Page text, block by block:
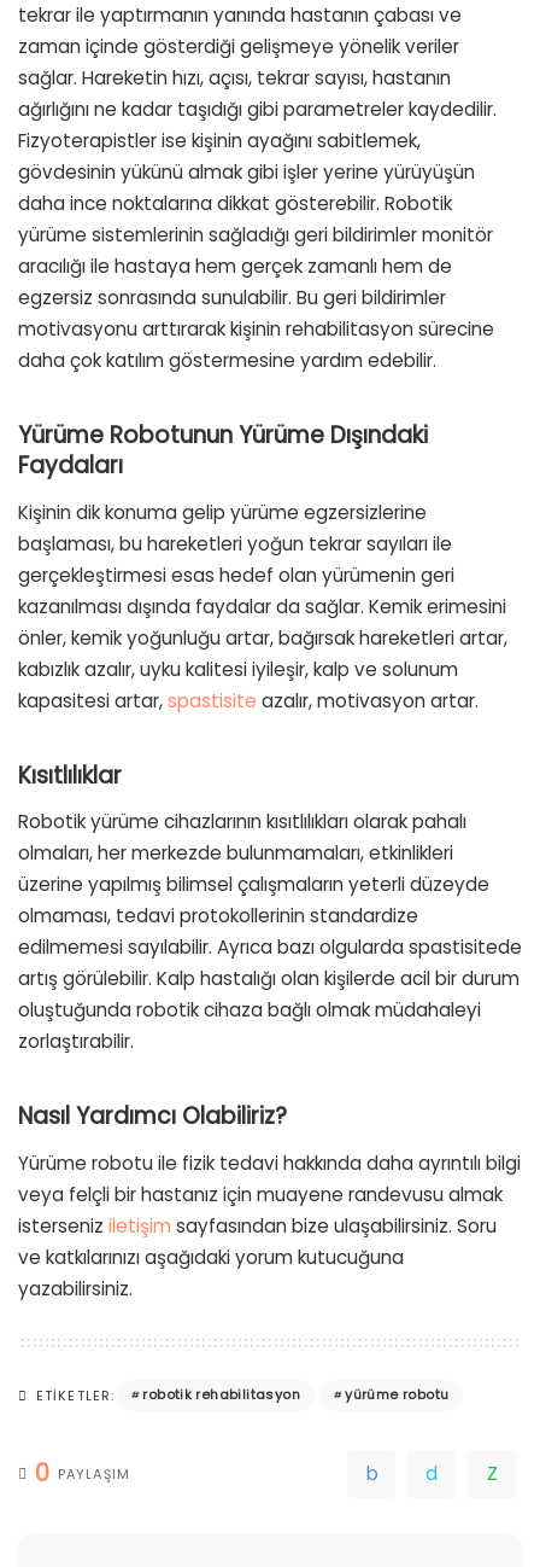
tekrar ile yaptırmanın yanında hastanın çabası ve
zaman içinde gösterdiği gelişmeye yönelik veriler
sağlar. Hareketin hızı, açısı, tekrar sayısı, hastanın
ağırlığını ne kadar taşıdığı gibi parametreler kaydedilir.
Fizyoterapistler ise kişinin ayağını sabitlemek,
gövdesinin yükünü almak gibi işler yerine yürüyüşün
daha ince noktalarına dikkat gösterebilir. Robotik
yürüme sistemlerinin sağladığı geri bildirimler monitör
aracılığı ile hastaya hem gerçek zamanlı hem de
egzersiz sonrasında sunulabilir. Bu geri bildirimler
motivasyonu arttırarak kişinin rehabilitasyon sürecine
daha çok katılım göstermesine yardım edebilir.
Yürüme Robotunun Yürüme Dışındaki
Faydaları
Kişinin dik konuma gelip yürüme egzersizlerine
başlaması, bu hareketleri yoğun tekrar sayıları ile
gerçekleştirmesi esas hedef olan yürümenin geri
kazanılması dışında faydalar da sağlar. Kemik erimesini
önler, kemik yoğunluğu artar, bağırsak hareketleri artar,
kabızlık azalır, uyku kalitesi iyileşir, kalp ve solunum
kapasitesi artar,spastisite azalır, motivasyon artar.
Kısıtlılıklar
Robotik yürüme cihazlarının kısıtlılıkları olarak pahalı
olmaları, her merkezde bulunmamaları, etkinlikleri
üzerine yapılmış bilimsel çalışmaların yeterli düzeyde
olmaması, tedavi protokollerinin standardize
edilmemesi sayılabilir. Ayrıca bazı olgularda spastisitede
artış görülebilir. Kalp hastalığı olan kişilerde acil bir durum
oluştuğunda robotik cihaza bağlı olmak müdahaleyi
zorlaştırabilir.
Nasıl Yardımcı Olabiliriz?
Yürüme robotu ile fizik tedavi hakkında daha ayrıntılı bilgi
veya felçli bir hastanız için muayene randevusu almak
isterseniz iletişim sayfasından bize ulaşabilirsiniz. Soru
ve katkılarınızı aşağıdaki yorum kutucuğuna
yazabilirsiniz.
ETIKETLER: robotik rehabilitasyon yürüme robotu
0 PAYLAŞIM